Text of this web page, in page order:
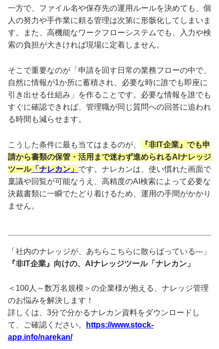
一方で、ファイル名や保存先の運用ルールを決めても、個
人の努力や手作業に頼る管理は次第に形骸化してしまいま
す。また、高機能なワークフローシステムでも、入力や検
索の負担が大きければ現場に定着しません。
そこで重要なのが「申請を回す日常の業務フローの中で、
自然に情報が1か所に蓄積され、必要な時に誰でも即座に
引き出せる仕組み」を作ることです。必要な情報を誰でも
すぐに確認できれば、管理職が同じ質問への回答に追われ
る時間も減らせます。
こうした条件に最も当てはまるのが、
『非IT企業』でも申
請から書類の保管・活用まで迷わず進められるAIナレッジ
ツール「ナレカン」 です。ナレカンは、使い慣れた画面で
稟議や回覧が可能なうえ、高精度のAI検索によって必要な
決裁書類に一瞬でたどり着けるため、運用の手間がかかり
ません。
「社内のナレッジが、あちらこちらに散らばっている---」
『非IT企業』向けの、AIナレッジツール「ナレカン」
＜100人～数万名規模＞の企業様が抱える、ナレッジ管理
のお悩みを解決します！
詳しくは、3分で分かるナレカン資料をダウンロードし
て、ご確認ください。
https://www.stock-
app.info/narekan/